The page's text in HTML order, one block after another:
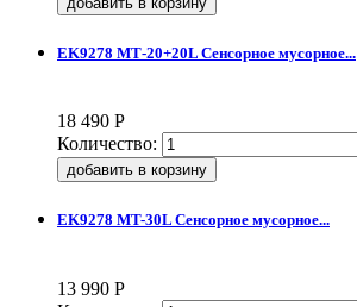
EK9278 МТ-20+20L Сенсорное мусорное...
18 490 Р
Количество:
EK9278 MT-30L Сенсорное мусорное...
13 990 Р